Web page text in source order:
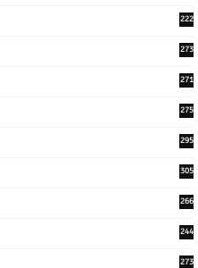
222
273
271
275
295
305
266
244
273